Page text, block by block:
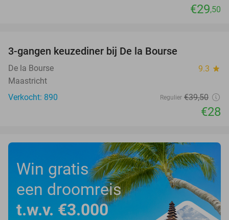
€29,50
3-gangen keuzediner bij De la Bourse
De la Bourse 9.3 star
Maastricht
Verkocht: 890
Regulier €39,50
€28
Win gratis
een droomreis
t.w.v. €3.000